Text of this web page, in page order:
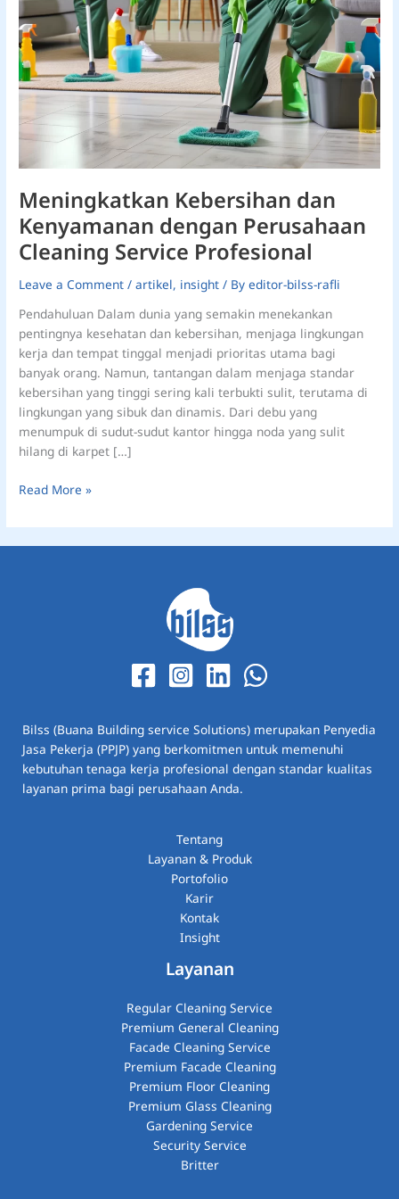
Meningkatkan Kebersihan dan
Kenyamanan dengan Perusahaan
Cleaning Service Profesional
Leave a Comment /artikel, insight / Byeditor-bilss-rafli
Pendahuluan Dalam dunia yang semakin menekankan
pentingnya kesehatan dan kebersihan, menjaga lingkungan
kerja dan tempat tinggal menjadi prioritas utama bagi
banyak orang. Namun, tantangan dalam menjaga standar
kebersihan yang tinggi sering kali terbukti sulit, terutama di
lingkungan yang sibuk dan dinamis. Dari debu yang
menumpuk di sudut-sudut kantor hingga noda yang sulit
hilang di karpet […]
Read More »
Bilss (Buana Building service Solutions) merupakan Penyedia
Jasa Pekerja (PPJP) yang berkomitmen untuk memenuhi
kebutuhan tenaga kerja profesional dengan standar kualitas
layanan prima bagi perusahaan Anda.
Tentang
Layanan & Produk
Portofolio
Karir
Kontak
Insight
Layanan
Regular Cleaning Service
Premium General Cleaning
Facade Cleaning Service
Premium Facade Cleaning
Premium Floor Cleaning
Premium Glass Cleaning​
Gardening Service
Security Service
Britter